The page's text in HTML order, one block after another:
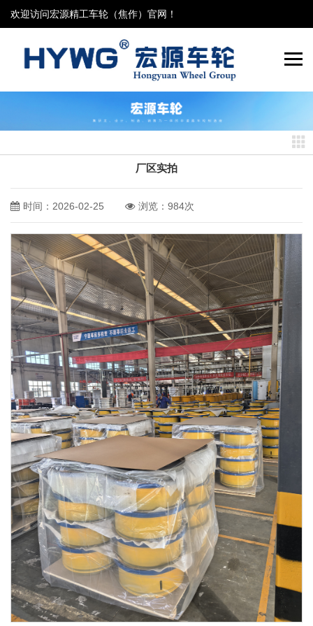
欢迎访问宏源精工车轮（焦作）官网！
厂区实拍
时间：2026-02-25 浏览：984次